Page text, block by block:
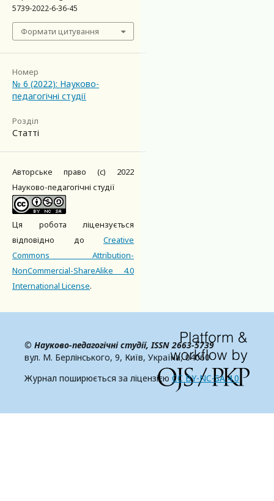
5739-2022-6-36-45
Формати цитування
Номер
№ 6 (2022): Науково-
педагогічні студії
Розділ
Статті
Авторське право (c) 2022
Науково-педагогічні студії
Ця робота ліцензується
відповідно до Creative
Commons Attribution-
NonCommercial-ShareAlike 4.0
International License.
© Науково-педагогічні студії,ISSN 2663-5739
вул. М. Берлінського, 9, Київ, Україна, 04060
Журнал поширюється за ліцензією CC BY-NC-SA 4.0